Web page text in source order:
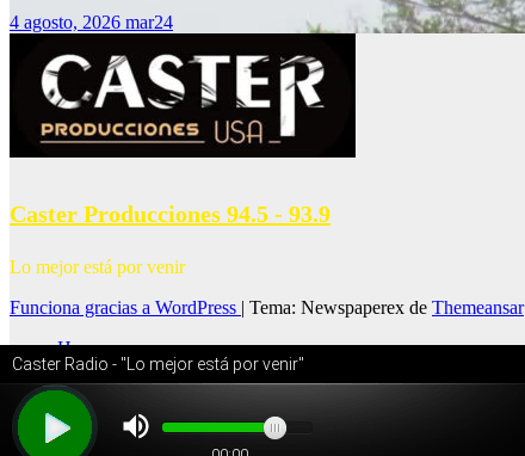
4 agosto, 2026 mar24
Caster Producciones 94.5 - 93.9
Lo mejor está por venir
Funciona gracias a WordPress | Tema: Newspaperex de Themeansar
Home
Noticias
online
Sintonizar Radios
Streaming video